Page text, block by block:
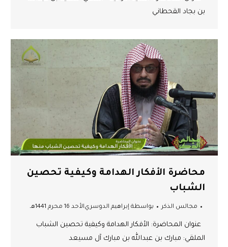
بن بجاد القحطاني
محاضرة الأفكار الهدامة وكيفية تحصين
الشباب
مجالس الذكر بواسطة إبراهيم الدوسريالأحد 16 محرم 1441هـ
عنوان المحاضرة: الأفكار الهدامة وكيفية تحصين الشباب
الملقي: مبارك بن عبدالله بن مبارك آل مسيعد